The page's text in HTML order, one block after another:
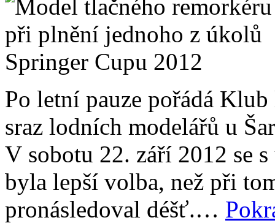
Po letní pauze pořádá
sraz lodních modelářů u
V sobotu 22. září 2012 se
byla lepší volba, než při
pronásledoval déšť.…